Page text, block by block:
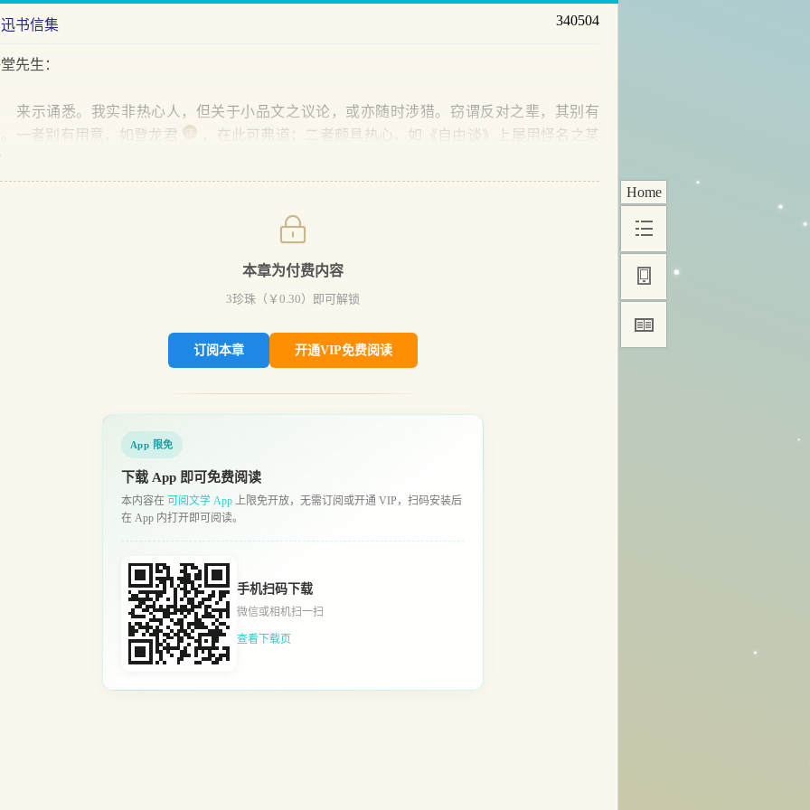
Home
书信集 340504
先生：
诵悉。我实非热心人，但关于小品文之议论，或亦随时涉猎。窃谓反对之辈，其别有
一者别有用意，如登龙君
，在此可弗道；二者颇具热心，如《自由谈》上屡用怪名之某
本章为付费内容
3珍珠（￥ 0.30）即可解锁
订阅本章 开通VIP免费阅读
App 限免
下载 App 即可免费阅读
本内容在 可阅文学 App 上限免开放，无需订阅或开通 VIP，扫码安装后
在 App 内打开即可阅读。
手机扫码下载
微信或相机扫一扫
查看下载页